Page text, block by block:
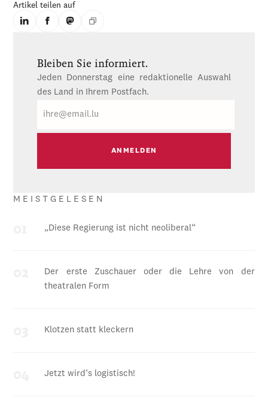
Artikel teilen auf
Bleiben Sie informiert.
Jeden Donnerstag eine redaktionelle Auswahl
des Land in Ihrem Postfach.
Mail
MEISTGELESEN
„Diese Regierung ist nicht neoliberal“
Der erste Zuschauer oder die Lehre von der
theatralen Form
Klotzen statt kleckern
Jetzt wird’s logistisch!